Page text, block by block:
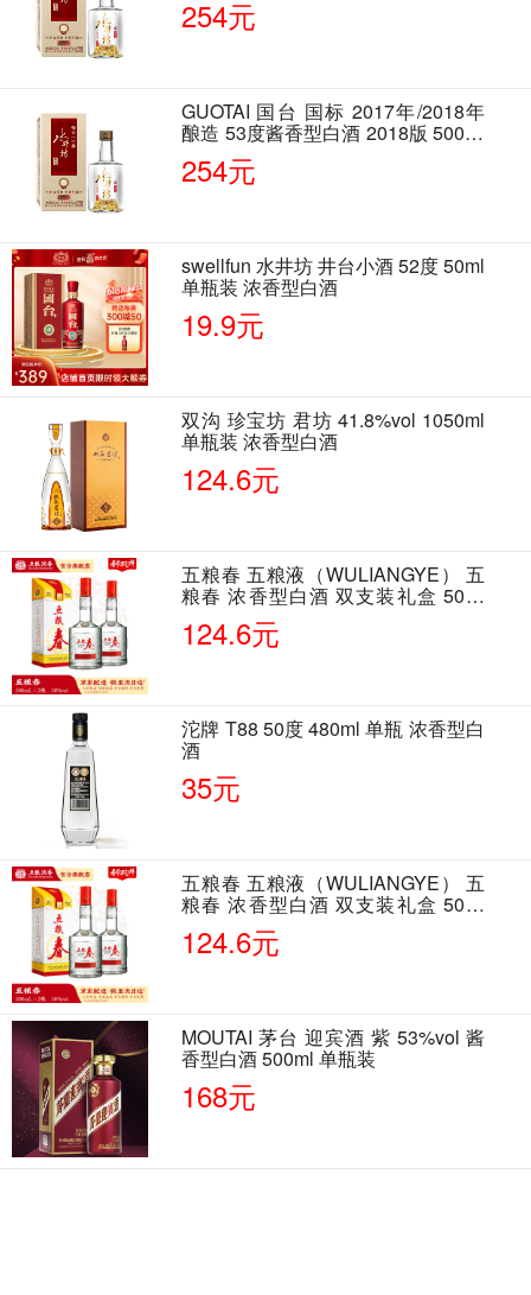
254元
GUOTAI 国台 国标 2017年/2018年
酿造 53度酱香型白酒 2018版 500ml
单瓶装
254元
swellfun 水井坊 井台小酒 52度 50ml
单瓶装 浓香型白酒
19.9元
双沟 珍宝坊 君坊 41.8%vol 1050ml
单瓶装 浓香型白酒
124.6元
五粮春 五粮液（WULIANGYE） 五
粮春 浓香型白酒 双支装礼盒 50度
500ml*2瓶 含酒具
124.6元
沱牌 T88 50度 480ml 单瓶 浓香型白
酒
35元
五粮春 五粮液（WULIANGYE） 五
粮春 浓香型白酒 双支装礼盒 50度
500ml*2瓶 含酒具
124.6元
MOUTAI 茅台 迎宾酒 紫 53%vol 酱
香型白酒 500ml 单瓶装
168元